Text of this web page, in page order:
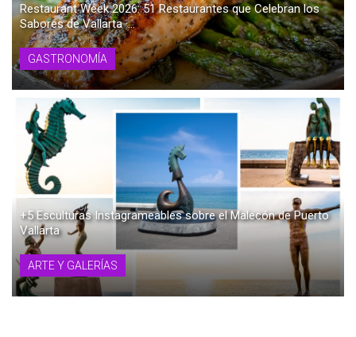
Restaurant Week 2026: 51 Restaurantes que Celebran los
Sabores de Vallarta ·...
GASTRONOMÍA
+5 Esculturas Instagrameables sobre el Malecón de Puerto
Vallarta
ARTE Y GALERÍAS